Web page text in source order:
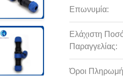
Επωνυμία:
Ελάχιστη
Παραγγελίας:
Όροι